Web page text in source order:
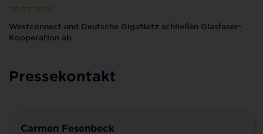
26.03.2026
Westconnect und Deutsche GigaNetz schließen Glasfaser-
Kooperation ab
Pressekontakt
Carmen Fesenbeck